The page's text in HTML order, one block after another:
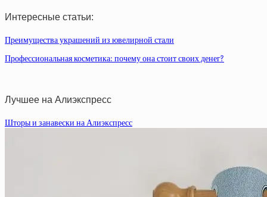
Интересные статьи:
Преимущества украшений из ювелирной стали
Профессиональная косметика: почему она стоит своих денег?
Лучшее на Алиэкспресс
Шторы и занавески на Алиэкспресс